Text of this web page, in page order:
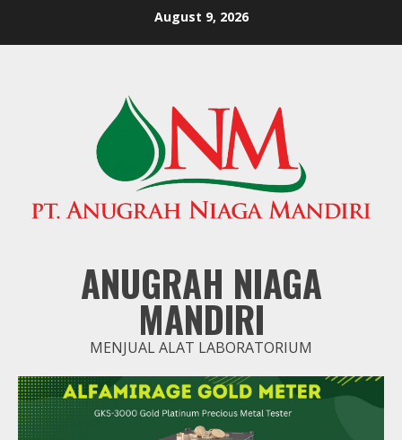
August 9, 2026
ANUGRAH NIAGA
MANDIRI
MENJUAL ALAT LABORATORIUM